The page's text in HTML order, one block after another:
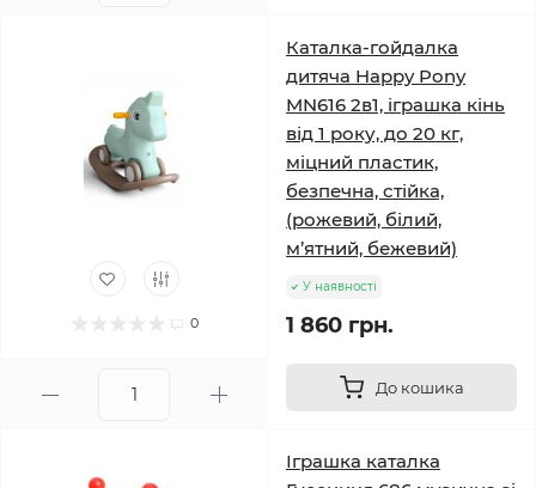
0
Каталка-гойдалка
дитяча Happy Pony
MN616 2в1, іграшка кінь
від 1 року, до 20 кг,
міцний пластик,
безпечна, стійка,
(рожевий, білий,
м’ятний, бежевий)
У наявності
1 860 грн.
До кошика
Іграшка каталка